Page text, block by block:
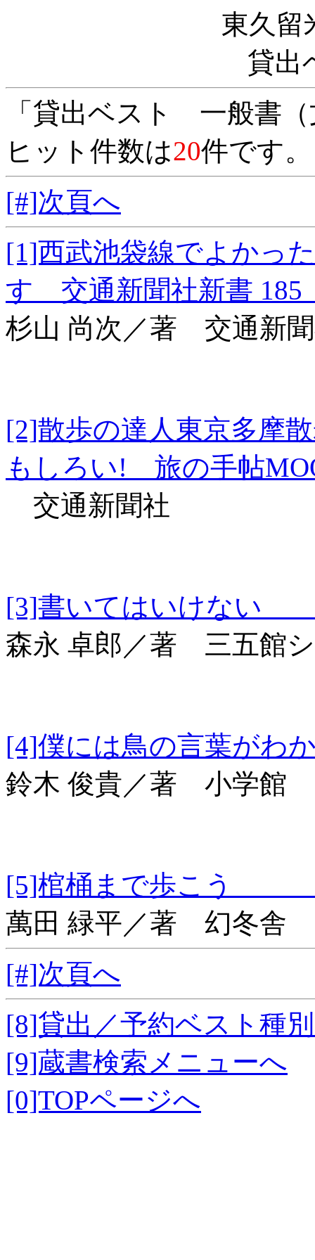
東久留
貸出
「貸出ベスト 一般書
ヒット件数は20件です
[#]次頁へ
[1]西武池袋線でよか
す 交通新聞社新書
杉山 尚次／著 交通新
[2]散歩の達人東京多
もしろい! 旅の手帖
交通新聞社
[3]書いてはいけな
森永 卓郎／著 三五館
[4]僕には鳥の言
鈴木 俊貴／著 小学館
[5]棺桶まで歩こう
萬田 緑平／著 幻冬舎
[#]次頁へ
[8]貸出／予約ベスト種
[9]蔵書検索メニューへ
[0]TOPページへ